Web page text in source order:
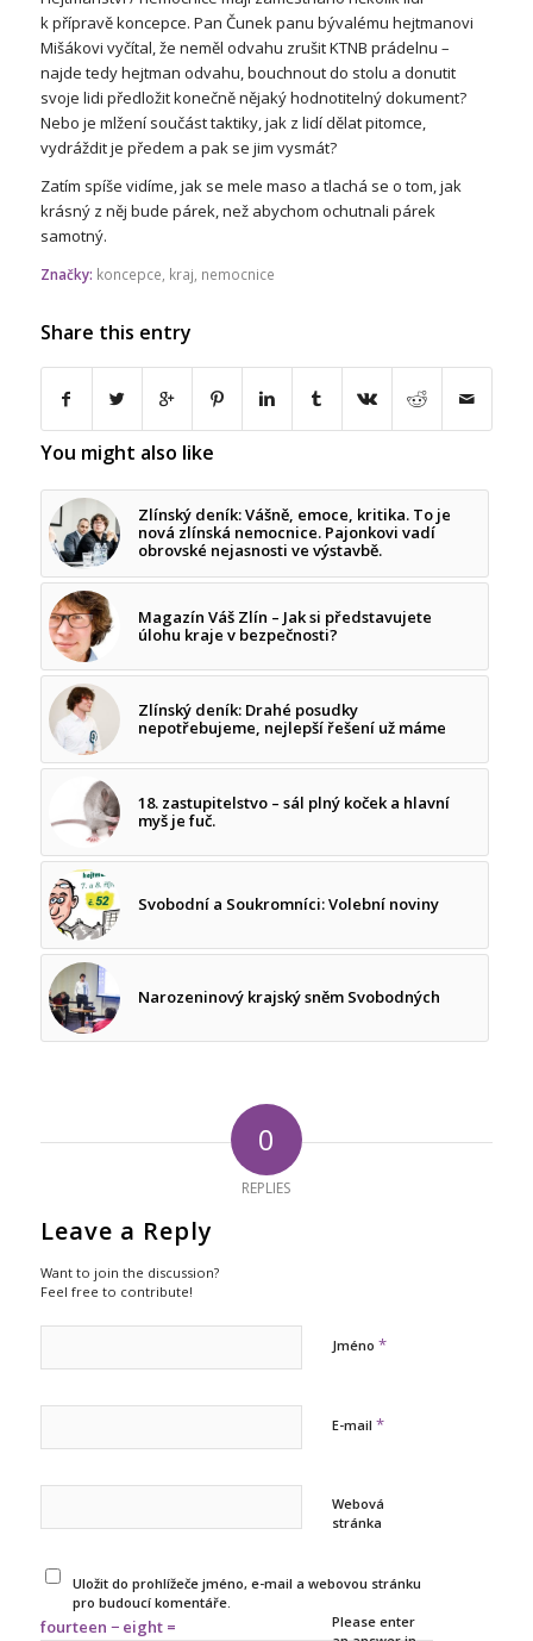
k přípravě koncepce. Pan Čunek panu bývalému hejtmanovi
Mišákovi vyčítal, že neměl odvahu zrušit KTNB prádelnu –
najde tedy hejtman odvahu, bouchnout do stolu a donutit
svoje lidi předložit konečně nějaký hodnotitelný dokument?
Nebo je mlžení součást taktiky, jak z lidí dělat pitomce,
vydráždit je předem a pak se jim vysmát?
Zatím spíše vidíme, jak se mele maso a tlachá se o tom, jak
krásný z něj bude párek, než abychom ochutnali párek
samotný.
Značky: koncepce, kraj, nemocnice
Share this entry
You might also like
Zlínský deník: Vášně, emoce, kritika. To je
nová zlínská nemocnice. Pajonkovi vadí
obrovské nejasnosti ve výstavbě.
Magazín Váš Zlín – Jak si představujete
úlohu kraje v bezpečnosti?
Zlínský deník: Drahé posudky
nepotřebujeme, nejlepší řešení už máme
18. zastupitelstvo – sál plný koček a hlavní
myš je fuč.
Svobodní a Soukromníci: Volební noviny
Narozeninový krajský sněm Svobodných
0
REPLIES
Leave a Reply
Want to join the discussion?
Feel free to contribute!
Jméno *
E-mail *
Webová
stránka
Uložit do prohlížeče jméno, e-mail a webovou stránku
pro budoucí komentáře.
Please enter
fourteen − eight =